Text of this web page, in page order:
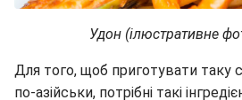
Удон (ілюстративне
Для того, щоб приготувати таку
по-азійськи, потрібні такі